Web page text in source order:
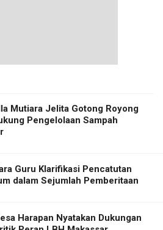
Mutiara Jelita Gotong Royong
Pengelolaan Sampah
Guru Klarifikasi Pencatutan
dalam Sejumlah Pemberitaan
Harapan Nyatakan Dukungan